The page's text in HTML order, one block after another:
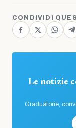
CONDIVIDI
Le notizie
Graduatorie,